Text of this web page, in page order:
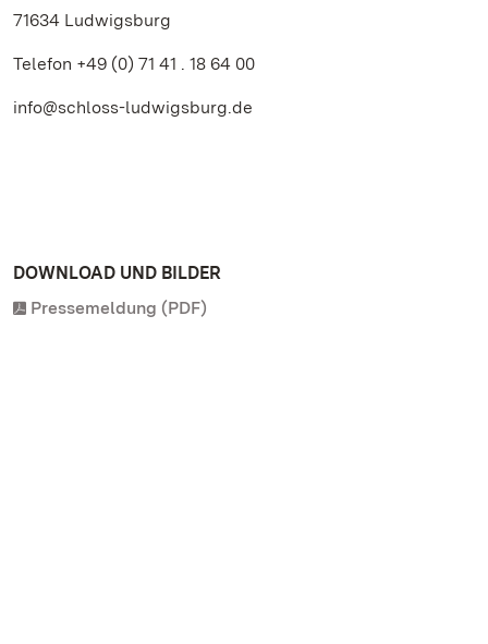
71634 Ludwigsburg
Telefon +49 (0) 71 41 . 18 64 00
info@schloss-ludwigsburg.de
DOWNLOAD UND BILDER
Pressemeldung (PDF)